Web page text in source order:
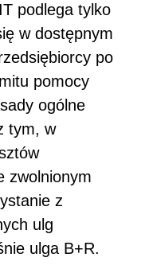
podlega tylko
w dostępnym
po
pomocy
ogólne
tym, w
zwolnionym
z
ulg
ulga B+R.